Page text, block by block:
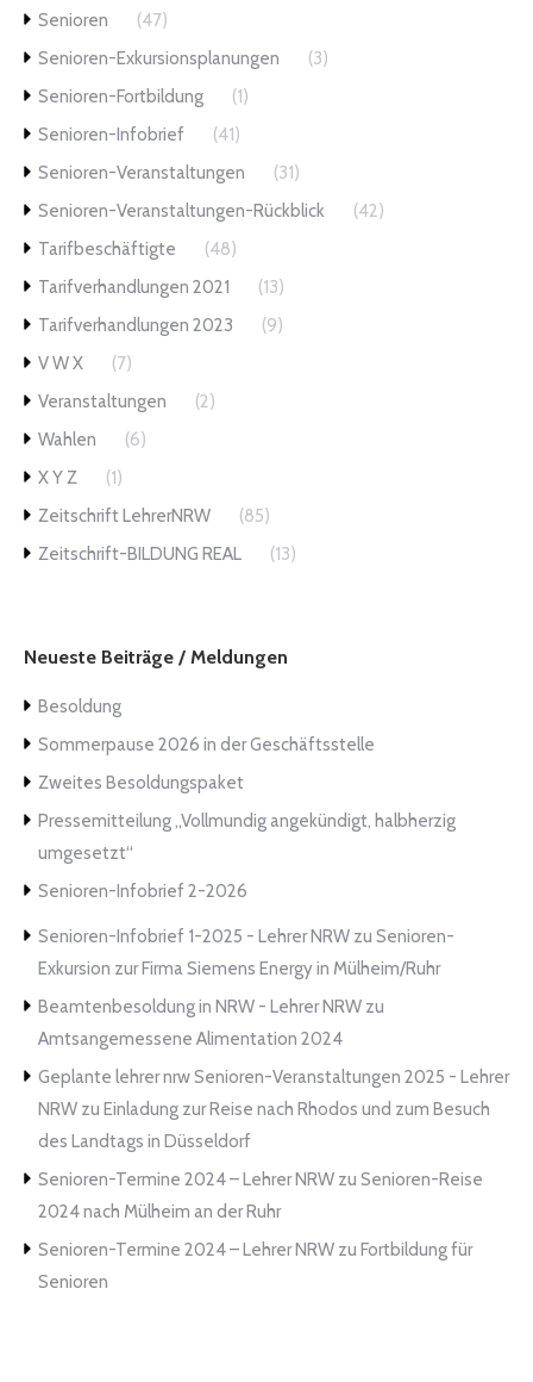
Senioren
(47)
Senioren-Exkursionsplanungen
(3)
Senioren-Fortbildung
(1)
Senioren-Infobrief
(41)
Senioren-Veranstaltungen
(31)
Senioren-Veranstaltungen-Rückblick
(42)
Tarifbeschäftigte
(48)
Tarifverhandlungen 2021
(13)
Tarifverhandlungen 2023
(9)
V W X
(7)
Veranstaltungen
(2)
Wahlen
(6)
X Y Z
(1)
Zeitschrift LehrerNRW
(85)
Zeitschrift-BILDUNG REAL
(13)
Neueste Beiträge / Meldungen
Besoldung
Sommerpause 2026 in der Geschäftsstelle
Zweites Besoldungspaket
Pressemitteilung „Vollmundig angekündigt, halbherzig
umgesetzt“
Senioren-Infobrief 2-2026
Senioren-Infobrief 1-2025 - Lehrer NRW zu Senioren-
Exkursion zur Firma Siemens Energy in Mülheim/Ruhr
Beamtenbesoldung in NRW - Lehrer NRW zu
Amtsangemessene Alimentation 2024
Geplante lehrer nrw Senioren-Veranstaltungen 2025 - Lehrer
NRW zu Einladung zur Reise nach Rhodos und zum Besuch
des Landtags in Düsseldorf
Senioren-Termine 2024 – Lehrer NRW zu Senioren-Reise
2024 nach Mülheim an der Ruhr
Senioren-Termine 2024 – Lehrer NRW zu Fortbildung für
Senioren